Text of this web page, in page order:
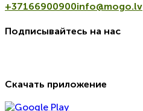
+37166900900info@mogo.lv
Подписывайтесь на нас
Скачать приложение